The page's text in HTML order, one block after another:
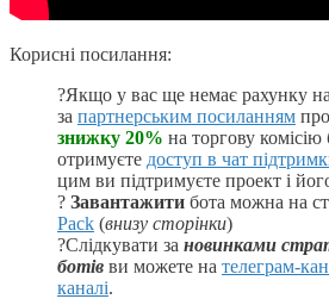
Корисні посилання:
?Якщо у вас ще немає рахунку
за партнерським посиланням
знижку 20% на торгову комісію
отримуєте доступ в чат
цим ви підтримуєте проект і
? Завантажити бота можна на
Pack (внизу сторінки)
?Cлідкувати за новинками
ботів ви можете на телеграм-
каналі.